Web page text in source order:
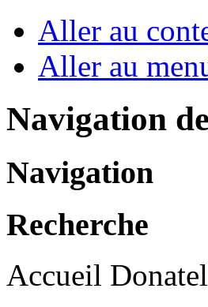
Aller au
Aller au
Navigation
Navigation
Recherche
Accueil